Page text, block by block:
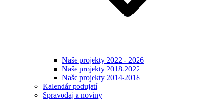
Naše projekty 2022 - 2026
Naše projekty 2018-2022
Naše projekty 2014-2018
Kalendár podujatí
Spravodaj a noviny